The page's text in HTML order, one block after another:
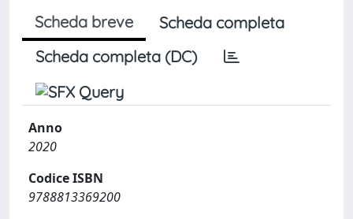
Scheda breve
Scheda completa
Scheda completa (DC)
Anno
2020
Codice ISBN
9788813369200